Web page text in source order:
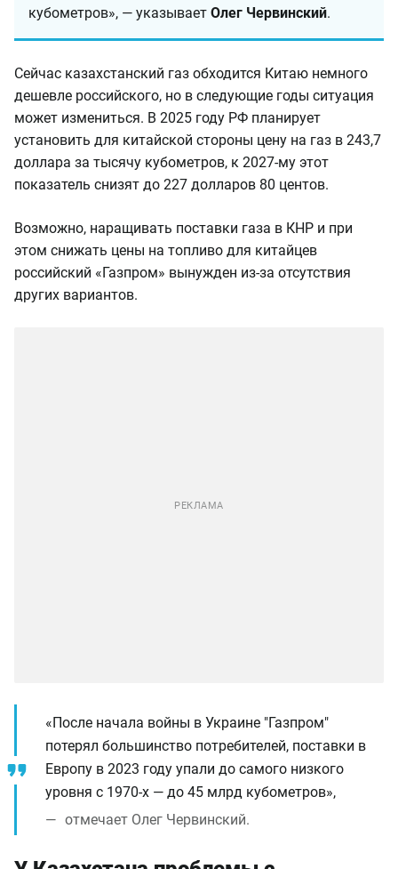
кубометров», — указывает Олег Червинский.
Сейчас казахстанский газ обходится Китаю немного
дешевле российского, но в следующие годы ситуация
может измениться. В 2025 году РФ планирует
установить для китайской стороны цену на газ в 243,7
доллара за тысячу кубометров, к 2027-му этот
показатель снизят до 227 долларов 80 центов.
Возможно, наращивать поставки газа в КНР и при
этом снижать цены на топливо для китайцев
российский «Газпром» вынужден из-за отсутствия
других вариантов.
«После начала войны в Украине "Газпром"
потерял большинство потребителей, поставки в
Европу в 2023 году упали до самого низкого
уровня с 1970-х — до 45 млрд кубометров»,
отмечает Олег Червинский.